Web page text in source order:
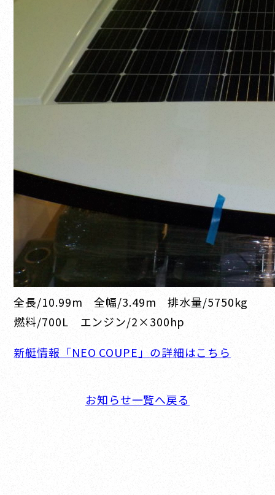
全長/10.99m 全幅/3.49m 排水量/5750kg
燃料/700L エンジン/2×300hp
新艇情報「NEO COUPE」の詳細はこちら
お知らせ一覧へ戻る